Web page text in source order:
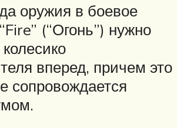
оружия в боевое
(“Огонь”) нужно
вперед, причем это
сопровождается